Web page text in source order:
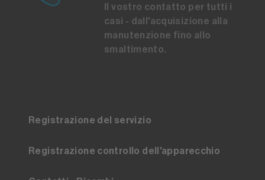
Il vostro contatto per tutti i
casi - dall'acquisizione alla
manutenzione fino allo
smaltimento.
Registrazione del servizio
Registrazione controllo dell'apparecchio